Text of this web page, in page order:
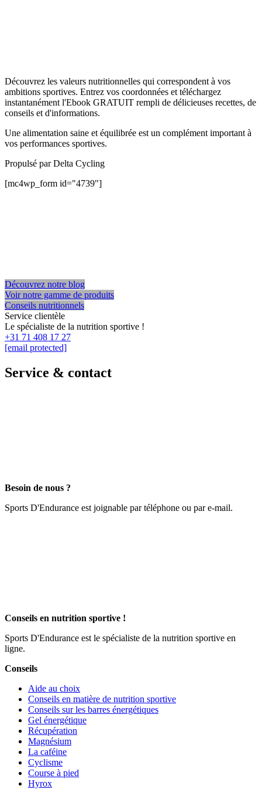
Découvrez les valeurs nutritionnelles qui correspondent à vos
ambitions sportives. Entrez vos coordonnées et téléchargez
instantanément l'Ebook GRATUIT rempli de délicieuses recettes, de
conseils et d'informations.
Une alimentation saine et équilibrée est un complément important à
vos performances sportives.
Propulsé par Delta Cycling
[mc4wp_form id="4739"]
Découvrez notre blog
Voir notre gamme de produits
Conseils nutritionnels
Service clientèle
Le spécialiste de la nutrition sportive !
+31 71 408 17 27
[email protected]
Service & contact
Besoin de nous ?
Sports D'Endurance est joignable par téléphone ou par e-mail.
Conseils en nutrition sportive !
Sports D'Endurance est le spécialiste de la nutrition sportive en
ligne.
Conseils
Aide au choix
Conseils en matière de nutrition sportive
Conseils sur les barres énergétiques
Gel énergétique
Récupération
Magnésium
La caféine
Cyclisme
Course à pied
Hyrox